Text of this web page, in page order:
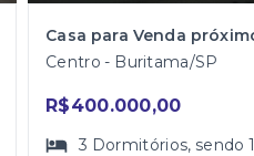
Centro - Buritama/SP
R$400.000,00
3 Dormitórios, sendo1